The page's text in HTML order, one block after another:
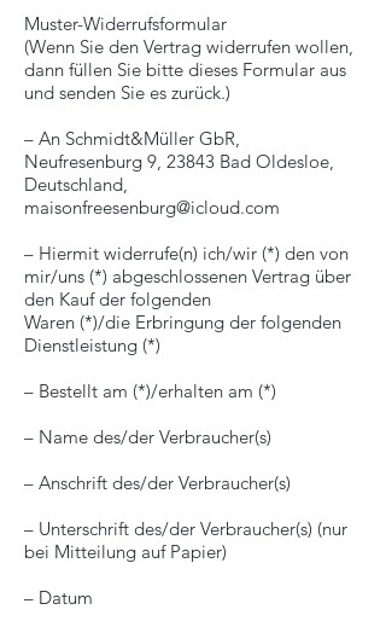
Muster-Widerrufsformular
(Wenn Sie den Vertrag widerrufen wollen,
dann füllen Sie bitte dieses Formular aus
und senden Sie es zurück.)
– An Schmidt&Müller GbR,
Neufresenburg 9, 23843 Bad Oldesloe,
Deutschland,
maisonfreesenburg@icloud.com
– Hiermit widerrufe(n) ich/wir (*) den von
mir/uns (*) abgeschlossenen Vertrag über
den Kauf der folgenden
Waren (*)/die Erbringung der folgenden
Dienstleistung (*)
– Bestellt am (*)/erhalten am (*)
– Name des/der Verbraucher(s)
– Anschrift des/der Verbraucher(s)
– Unterschrift des/der Verbraucher(s) (nur
bei Mitteilung auf Papier)
– Datum